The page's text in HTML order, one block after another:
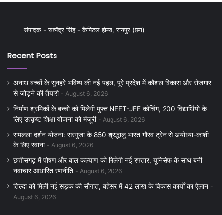
संपादक - सत्येंद्र सिंह - कैपिटल होम्स, रायपुर (छग)
Recent Posts
अनाथ बच्चों के सुनहरे भविष्य की नई पहल, पूरे प्रदेश में कौशल विकास और रोजगार
से जोड़ने की तैयारी
August 6, 2026
निर्माण श्रमिकों के बच्चों को मिलेगी मुफ्त NEET-JEE कोचिंग, 200 विद्यार्थियों के
लिए उत्कृष्ट शिक्षा योजना को मंजूरी
August 6, 2026
रामलला दर्शन योजना: सरगुजा के 850 श्रद्धालु भारत गौरव ट्रेन से अयोध्या-काशी
के लिए रवाना
August 6, 2026
छत्तीसगढ़ में पोषण और बाल कल्याण को मिलेगी नई रफ्तार, यूनिसेफ के साथ बनी
नवाचार आधारित रणनीति
August 6, 2026
तिल्दा को मिली नई सड़क की सौगात, बहेसर में 42 लाख के विकास कार्यों का ऐलान
August 6, 2026